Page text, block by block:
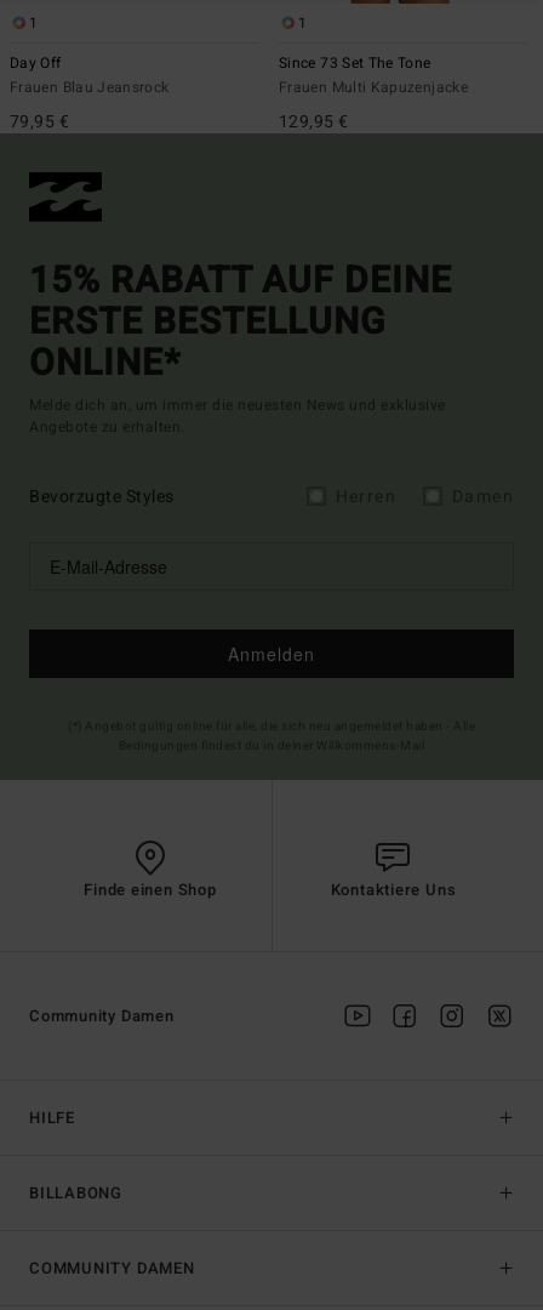
1
Day Off
Frauen Blau Jeansrock
79,95 €
1
Since 73 Set The Tone
Frauen Multi Kapuzenjacke
129,95 €
15% RABATT AUF DEINE
ERSTE BESTELLUNG
ONLINE*
Melde dich an, um immer die neuesten News und exklusive
Angebote zu erhalten.
Bevorzugte Styles
Anmelden
Finde einen Shop Kontaktiere Uns
HILFE
BILLABONG
Community Damen
COMMUNITY DAMEN